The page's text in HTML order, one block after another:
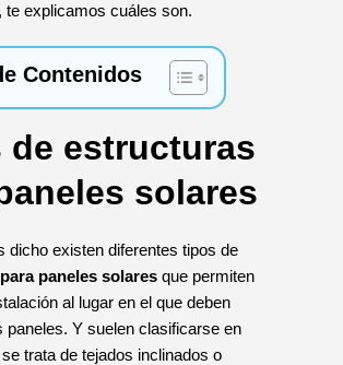
te explicamos cuáles son.
Contenidos
de estructuras
solares
dicho existen diferentes tipos de
paneles solares que permiten
al lugar en el que deben
paneles. Y suelen clasificarse en
trata de tejados inclinados o